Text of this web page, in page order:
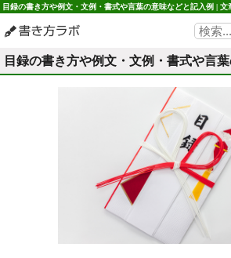
目録の書き方や例文・文例・書式や言葉の意味などと記入例 |
目録の書き方や例文・文例・書式や言